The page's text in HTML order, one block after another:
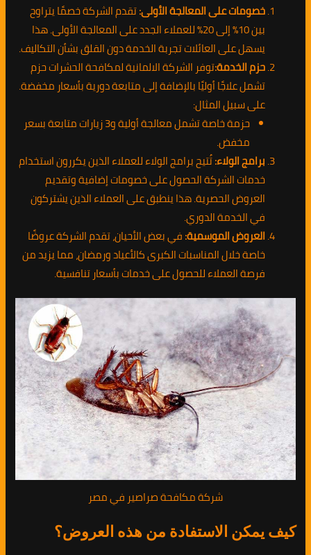
خصومات على المعالجة الأولى:تقدم الشركة خصمًا يتراوح
بين 10% إلى 20% للعملاء الجدد على المعالجة الأولى. هذا
يسهل على العائلات تجربة الخدمة دون القلق بشأن التكاليف.
حزم الخدمة:توفر الشركة الالمانية لمكافحة الحشرات حزم
تشمل علاجًا أوليًا بالإضافة إلى متابعة دورية بأسعار مخفضة.
على سبيل المثال:
حزمة خاصة تشمل معالجة أولية و3 زيارات متابعة بسعر
مخفض.
برامج الولاء:تُتيح برامج الولاء للعملاء الذين يكررون استخدام
خدمات الشركة الحصول على خصومات إضافية وتقديم
العروض الحصرية. هذا ينطبق على العملاء الذين يشتركون
في الخدمة الدوري.
العروض الموسمية:في بعض الأحيان، تقدم الشركة عروضًا
خاصة خلال المناسبات الكبرى كالأعياد ورمضان، مما يزيد من
فرصة العملاء للحصول على خدمات بأسعار تنافسية.
شركة مكافحة صراصير في مصر
كيف يمكن الاستفادة من هذه العروض؟